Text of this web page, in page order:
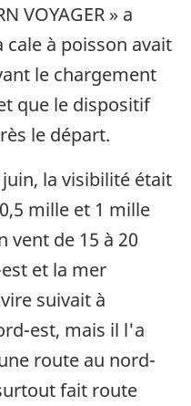
VOYAGER » a
à poisson avait
le chargement
que le dispositif
le départ.
la visibilité était
mille et 1 mille
vent de 15 à 20
et la mer
suivait à
est, mais il l'a
route au nord-
fait route